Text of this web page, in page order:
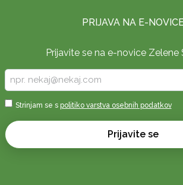
PRIJAVA NA E-
Prijavite se na e-novice Zelene
e-
Sprejmi
*
Strinjam se s politiko varstva osebnih podatkov
Prijavite se